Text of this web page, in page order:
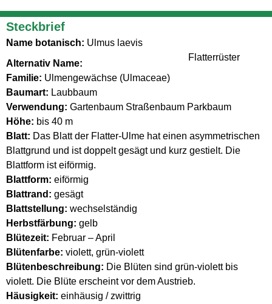
Steckbrief
Name botanisch: Ulmus laevis
Alternativ Name:
Flatterrüster
Familie: Ulmengewächse (Ulmaceae)
Baumart: Laubbaum
Verwendung: Gartenbaum Straßenbaum Parkbaum
Höhe: bis 40 m
Blatt: Das Blatt der Flatter-Ulme hat einen asymmetrischen
Blattgrund und ist doppelt gesägt und kurz gestielt. Die
Blattform ist eiförmig.
Blattform: eiförmig
Blattrand: gesägt
Blattstellung: wechselständig
Herbstfärbung: gelb
Blütezeit: Februar – April
Blütenfarbe: violett, grün-violett
Blütenbeschreibung: Die Blüten sind grün-violett bis
violett. Die Blüte erscheint vor dem Austrieb.
Häusigkeit: einhäusig / zwittrig